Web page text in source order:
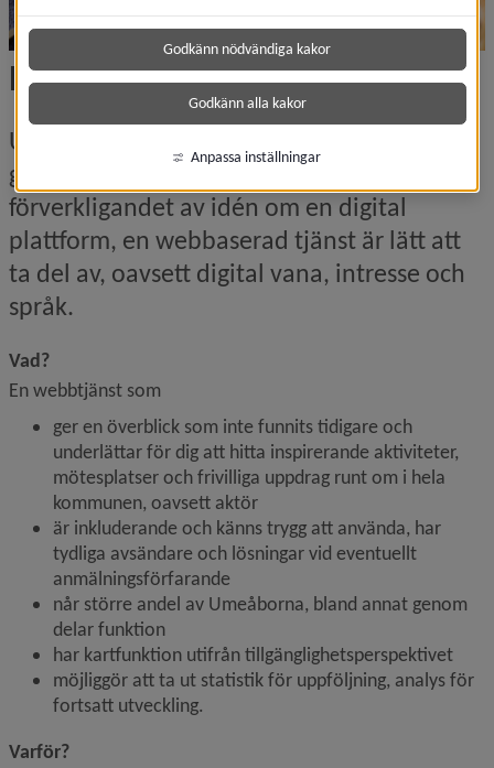
Digitala seniortorget
Utifrån tjänstedesignprojektet som
genomfördes 2021 prioriterades
förverkligandet av idén om en digital
plattform, en webbaserad tjänst är lätt att
ta del av, oavsett digital vana, intresse och
språk.
Vad?
En webbtjänst som
ger en överblick som inte funnits tidigare och
underlättar för dig att hitta inspirerande aktiviteter,
mötesplatser och frivilliga uppdrag runt om i hela
kommunen, oavsett aktör
är inkluderande och känns trygg att använda, har
tydliga avsändare och lösningar vid eventuellt
anmälningsförfarande
når större andel av Umeåborna, bland annat genom
delar funktion
har kartfunktion utifrån tillgänglighetsperspektivet
möjliggör att ta ut statistik för uppföljning, analys för
fortsatt utveckling.
Varför?
Godkänn nödvändiga kakor
Godkänn alla kakor
Anpassa inställningar